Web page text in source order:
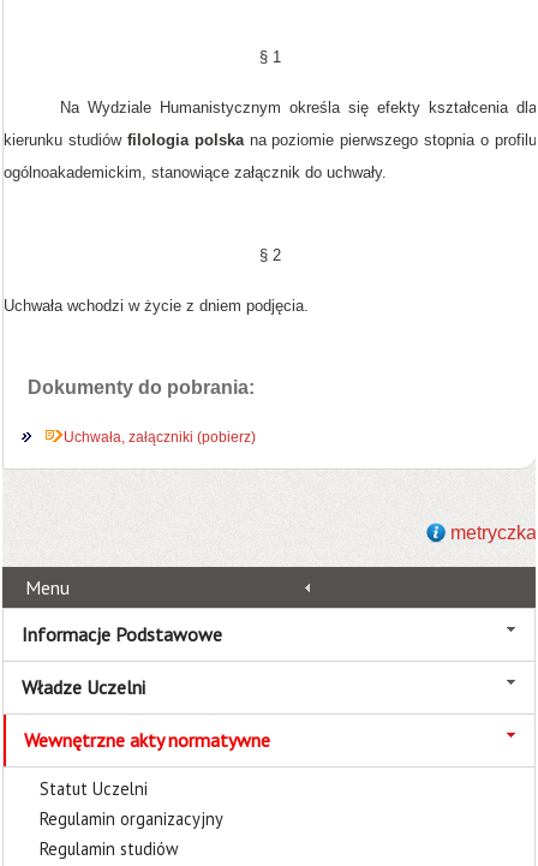
§ 1
Na Wydziale Humanistycznym określa się efekty kształcenia dla
kierunku studiów filologia polska na poziomie pierwszego stopnia o profilu
ogólnoakademickim, stanowiące załącznik do uchwały.
§ 2
Uchwała wchodzi w życie z dniem podjęcia.
Dokumenty do pobrania:
Uchwała, załączniki (pobierz)
metryczka
Menu
Informacje Podstawowe
Władze Uczelni
Wewnętrzne akty normatywne
Statut Uczelni
Regulamin organizacyjny
Regulamin studiów